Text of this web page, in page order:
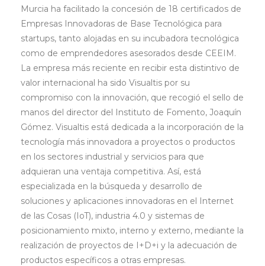
Murcia ha facilitado la concesión de 18 certificados de
Empresas Innovadoras de Base Tecnológica para
startups, tanto alojadas en su incubadora tecnológica
como de emprendedores asesorados desde CEEIM.
La empresa más reciente en recibir esta distintivo de
valor internacional ha sido Visualtis por su
compromiso con la innovación, que recogió el sello de
manos del director del Instituto de Fomento, Joaquín
Gómez. Visualtis está dedicada a la incorporación de la
tecnología más innovadora a proyectos o productos
en los sectores industrial y servicios para que
adquieran una ventaja competitiva. Así, está
especializada en la búsqueda y desarrollo de
soluciones y aplicaciones innovadoras en el Internet
de las Cosas (IoT), industria 4.0 y sistemas de
posicionamiento mixto, interno y externo, mediante la
realización de proyectos de I+D+i y la adecuación de
productos específicos a otras empresas.